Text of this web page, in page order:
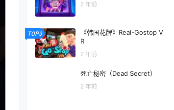
2 年前
TOP3
《韩国花牌》Real-Gostop V
R
2 年前
死亡秘密（Dead Secret）
2 年前